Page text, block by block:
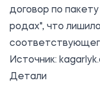
договор по
родах", что
Источник:
Детали